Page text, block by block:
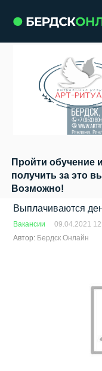
Пройти обучение
получить за это
Возможно!
Выплачиваются
Вакансии
09.04.2021
Автор: Бердск Онлайн